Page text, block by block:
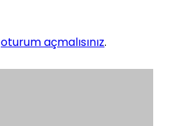
oturum açmalısınız.